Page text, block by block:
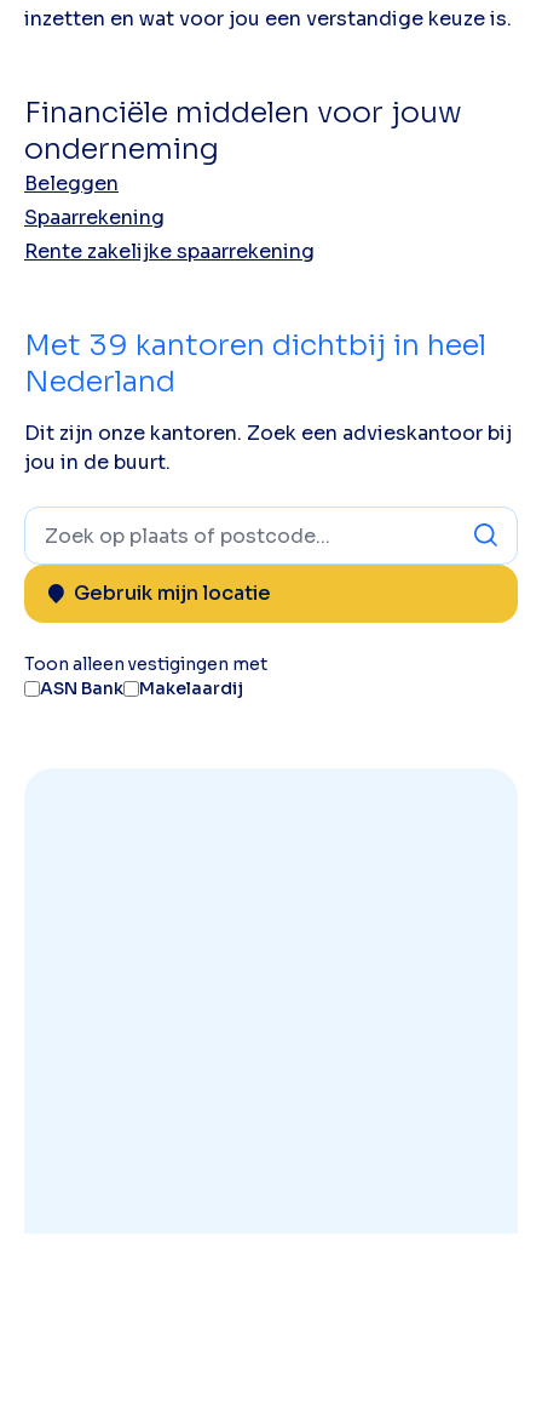
inzetten en wat voor jou een verstandige keuze is.
Financiële middelen voor jouw
onderneming
Beleggen
Spaarrekening
Rente zakelijke spaarrekening
Met 39 kantoren dichtbij in heel
Nederland
Dit zijn onze kantoren. Zoek een advieskantoor bij
jou in de buurt.
Gebruik mijn locatie
Toon alleen vestigingen met
ASN Bank
Makelaardij